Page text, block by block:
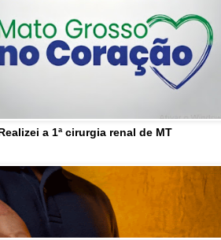
a 1ª cirurgia renal de MT